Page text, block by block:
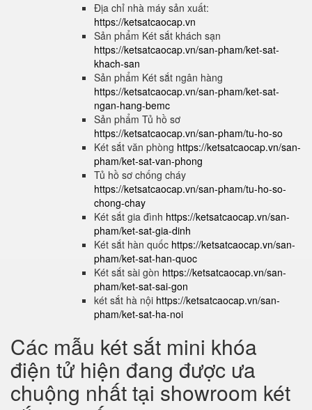
Địa chỉ nhà máy sản xuất:
https://ketsatcaocap.vn
Sản phẩm Két sắt khách sạn
https://ketsatcaocap.vn/san-pham/ket-sat-
khach-san
Sản phẩm Két sắt ngân hàng
https://ketsatcaocap.vn/san-pham/ket-sat-
ngan-hang-bemc
Sản phẩm Tủ hồ sơ
https://ketsatcaocap.vn/san-pham/tu-ho-so
Két sắt văn phòng https://ketsatcaocap.vn/san-
pham/ket-sat-van-phong
Tủ hồ sơ chống cháy
https://ketsatcaocap.vn/san-pham/tu-ho-so-
chong-chay
Két sắt gia đình https://ketsatcaocap.vn/san-
pham/ket-sat-gia-dinh
Két sắt hàn quốc https://ketsatcaocap.vn/san-
pham/ket-sat-han-quoc
Két sắt sài gòn https://ketsatcaocap.vn/san-
pham/ket-sat-sai-gon
két sắt hà nội https://ketsatcaocap.vn/san-
pham/ket-sat-ha-noi
Các mẫu két sắt mini khóa
điện tử hiện đang được ưa
chuộng nhất tại showroom két